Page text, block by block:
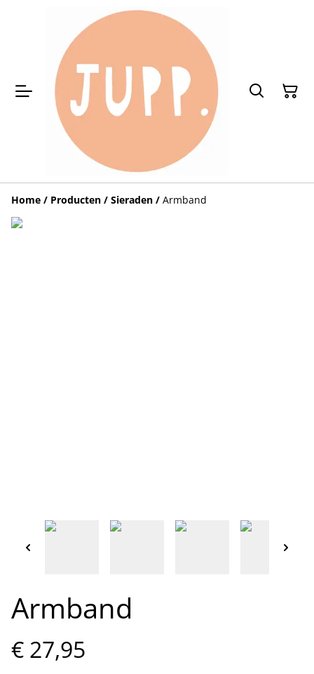
Home / Producten / Sieraden / Armband
Armband
€ 27,95